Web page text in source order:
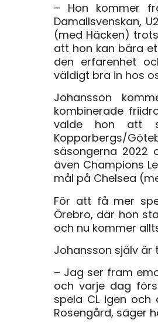
– Hon kommer
Damallsvenskan,
(med Häcken)
att hon kan bära
den erfarenhet
väldigt bra in hos
Johansson
kombinerade
valde hon att
Kopparbergs/
säsongerna 2022
även Champions
mål på Chelsea
För att få mer
Örebro, där hon
och nu kommer
Johansson själv är
– Jag ser fram
och varje dag
spela CL igen
Rosengård, säger